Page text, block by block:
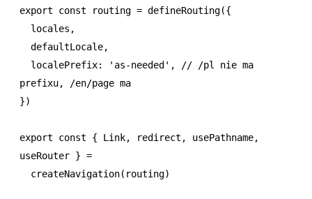
export const routing = defineRouting({
  locales
,
  defaultLocale
,
  localePrefix
: 'as-needed' ,
// /pl nie ma
prefixu, /en/page ma
})
export const { Link, redirect , usePathname,
useRouter } =
  createNavigation
(routing)